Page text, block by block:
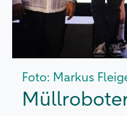
Foto: Markus